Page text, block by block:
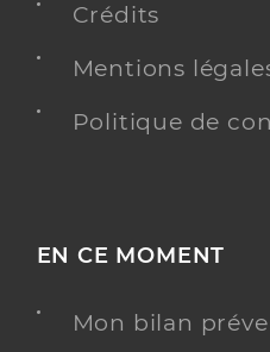
Crédits
Mentions
Politique de
EN CE MOMENT
Mon bilan